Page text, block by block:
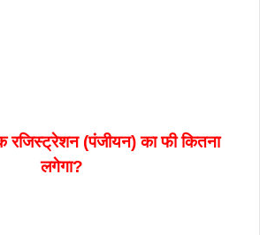
रजिस्ट्रेशन (पंजीयन) का फी कितना
लगेगा?